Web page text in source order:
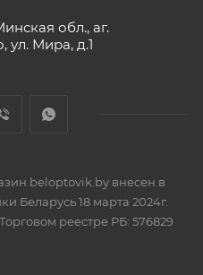
обл., аг.
ул. Мира, д.1
beloptovik.by внесен в
Беларусь 18 марта 2024г.
реестре РБ: 576829